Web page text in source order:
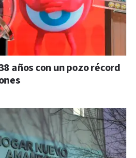
años con un pozo récord